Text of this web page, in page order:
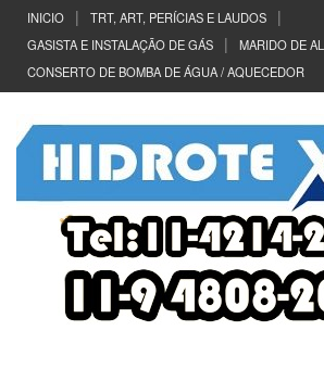
Conteúdo
Pular
menu
principal
INICIO
TRT, ART, PERÍCIAS E LAUDOS
GASISTA E INSTALAÇÃO DE GÁS
MARIDO DE
CONSERTO DE BOMBA DE ÁGUA / AQUECEDOR